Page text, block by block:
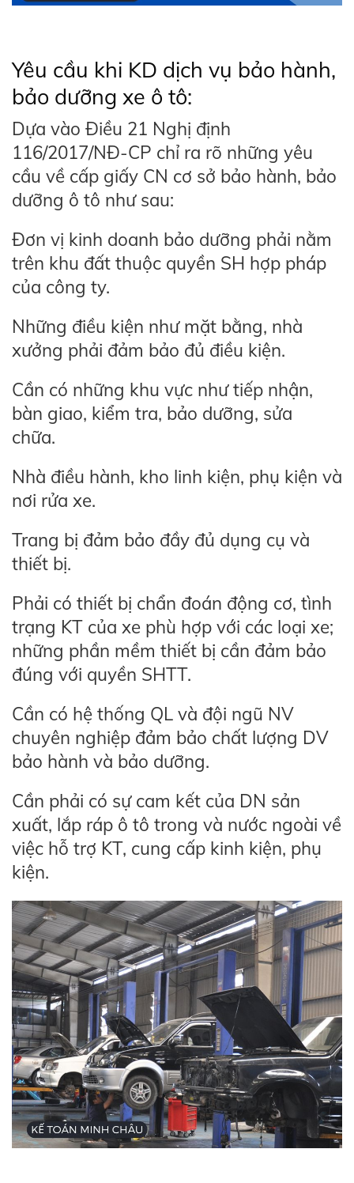
Yêu cầu khi KD dịch vụ bảo hành,
bảo dưỡng xe ô tô:
Dựa vào Điều 21 Nghị định
116/2017/NĐ-CP chỉ ra rõ những yêu
cầu về cấp giấy CN cơ sở bảo hành, bảo
dưỡng ô tô như sau:
Đơn vị kinh doanh bảo dưỡng phải nằm
trên khu đất thuộc quyền SH hợp pháp
của công ty.
Những điều kiện như mặt bằng, nhà
xưởng phải đảm bảo đủ điều kiện.
Cần có những khu vực như tiếp nhận,
bàn giao, kiểm tra, bảo dưỡng, sửa
chữa.
Nhà điều hành, kho linh kiện, phụ kiện và
nơi rửa xe.
Trang bị đảm bảo đầy đủ dụng cụ và
thiết bị.
Phải có thiết bị chẩn đoán động cơ, tình
trạng KT của xe phù hợp với các loại xe;
những phần mềm thiết bị cần đảm bảo
đúng với quyền SHTT.
Cần có hệ thống QL và đội ngũ NV
chuyên nghiệp đảm bảo chất lượng DV
bảo hành và bảo dưỡng.
Cần phải có sự cam kết của DN sản
xuất, lắp ráp ô tô trong và nước ngoài về
việc hỗ trợ KT, cung cấp kinh kiện, phụ
kiện.